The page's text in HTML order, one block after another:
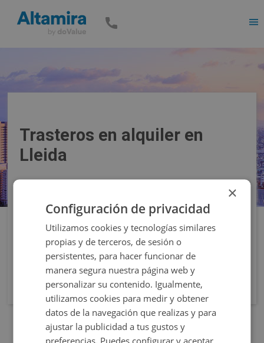
Trasteros en alquiler en
Lleida
Filtros
×
Configuración de privacidad
Utilizamos cookies y tecnologías similares
propias y de terceros, de sesión o
persistentes, para hacer funcionar de
manera segura nuestra página web y
personalizar su contenido. Igualmente,
utilizamos cookies para medir y obtener
datos de la navegación que realizas y para
ajustar la publicidad a tus gustos y
preferencias. Puedes configurar y aceptar